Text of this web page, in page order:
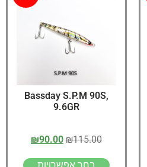
Bassday S.P.M 90S,
9.6GR
₪115.00
₪90.00
בחר אפשרויות